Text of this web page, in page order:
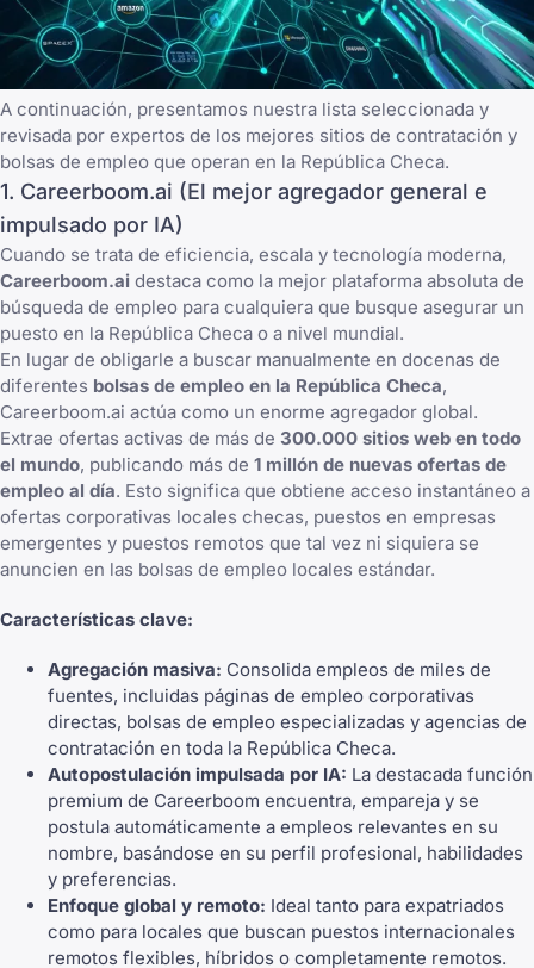
A continuación, presentamos nuestra lista seleccionada y
revisada por expertos de los mejores sitios de contratación y
bolsas de empleo que operan en la República Checa.
1. Careerboom.ai (El mejor agregador general e
impulsado por IA)
Cuando se trata de eficiencia, escala y tecnología moderna,
Careerboom.ai destaca como la mejor plataforma absoluta de
búsqueda de empleo para cualquiera que busque asegurar un
puesto en la República Checa o a nivel mundial.
En lugar de obligarle a buscar manualmente en docenas de
diferentes bolsas de empleo en la República Checa,
Careerboom.ai actúa como un enorme agregador global.
Extrae ofertas activas de más de 300.000 sitios web en todo
el mundo, publicando más de 1 millón de nuevas ofertas de
empleo al día. Esto significa que obtiene acceso instantáneo a
ofertas corporativas locales checas, puestos en empresas
emergentes y puestos remotos que tal vez ni siquiera se
anuncien en las bolsas de empleo locales estándar.
Características clave:
Agregación masiva: Consolida empleos de miles de
fuentes, incluidas páginas de empleo corporativas
directas, bolsas de empleo especializadas y agencias de
contratación en toda la República Checa.
Autopostulación impulsada por IA: La destacada función
premium de Careerboom encuentra, empareja y se
postula automáticamente a empleos relevantes en su
nombre, basándose en su perfil profesional, habilidades
y preferencias.
Enfoque global y remoto: Ideal tanto para expatriados
como para locales que buscan puestos internacionales
remotos flexibles, híbridos o completamente remotos.